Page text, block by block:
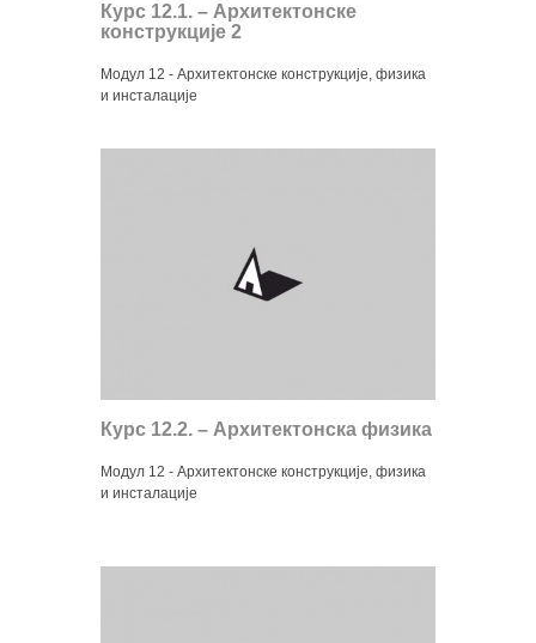
Курс 12.1. – Архитектонске
конструкције 2
Модул 12 - Архитектонске конструкције, физика
и инсталације
Курс 12.2. – Архитектонска физика
Модул 12 - Архитектонске конструкције, физика
и инсталације